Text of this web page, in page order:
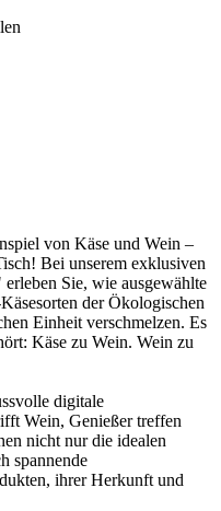
von Käse und Wein –
Bei unserem exklusiven
Sie, wie ausgewählte
der Ökologischen
Einheit verschmelzen. Es
Käse zu Wein. Wein zu
digitale
Wein, Genießer treffen
nicht nur die idealen
spannende
ihrer Herkunft und